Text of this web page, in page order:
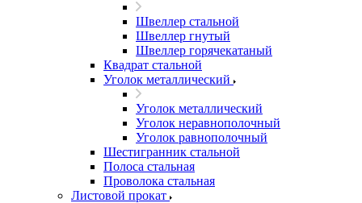
Швеллер стальной
Швеллер гнутый
Швеллер горячекатаный
Квадрат стальной
Уголок металлический
Уголок металлический
Уголок неравнополочный
Уголок равнополочный
Шестигранник стальной
Полоса стальная
Проволока стальная
Листовой прокат